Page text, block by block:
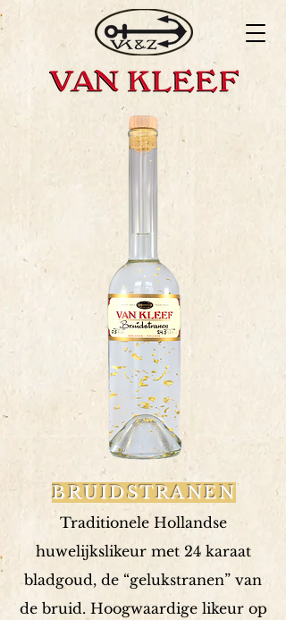
BRUIDSTRANEN
Traditionele Hollandse
huwelijkslikeur met 24 karaat
bladgoud, de “gelukstranen” van
de bruid. Hoogwaardige likeur op